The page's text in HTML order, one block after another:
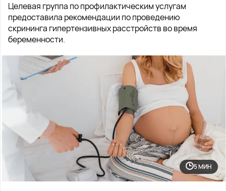
Целевая группа по профилактическим услугам
предоставила рекомендации по проведению
скрининга гипертензивных расстройств во время
беременности.
5 МИН